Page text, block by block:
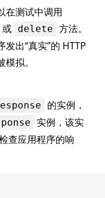
在测试中调用
或 delete 方法。
出“真实”的 HTTP
拟。
的实例，
实例，该实
查应用程序的响